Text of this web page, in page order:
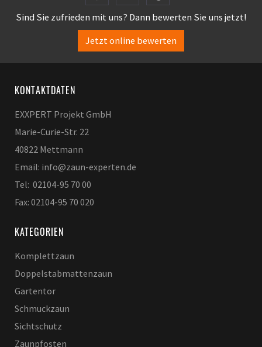
Sind Sie zufrieden mit uns? Dann bewerten Sie uns jetzt!
Jetzt online bewerten
KONTAKTDATEN
EXXPERT Projekt GmbH
Marie-Curie-Str. 22
40822 Mettmann
Email: info@zaun-experten.de
Tel: 02104-95 70 00
Fax: 02104-95 70 020
KATEGORIEN
Komplettzaun
Doppelstabmattenzaun
Gartentor
Schmuckzaun
Sichtschutz
Zaunpfosten